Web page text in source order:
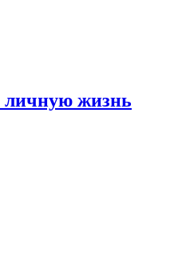
личную жизнь